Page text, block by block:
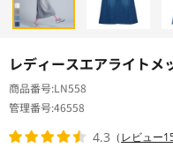
レディースエアライトメ
商品番号 LN558
管理番号46558
4.3 （レビュー